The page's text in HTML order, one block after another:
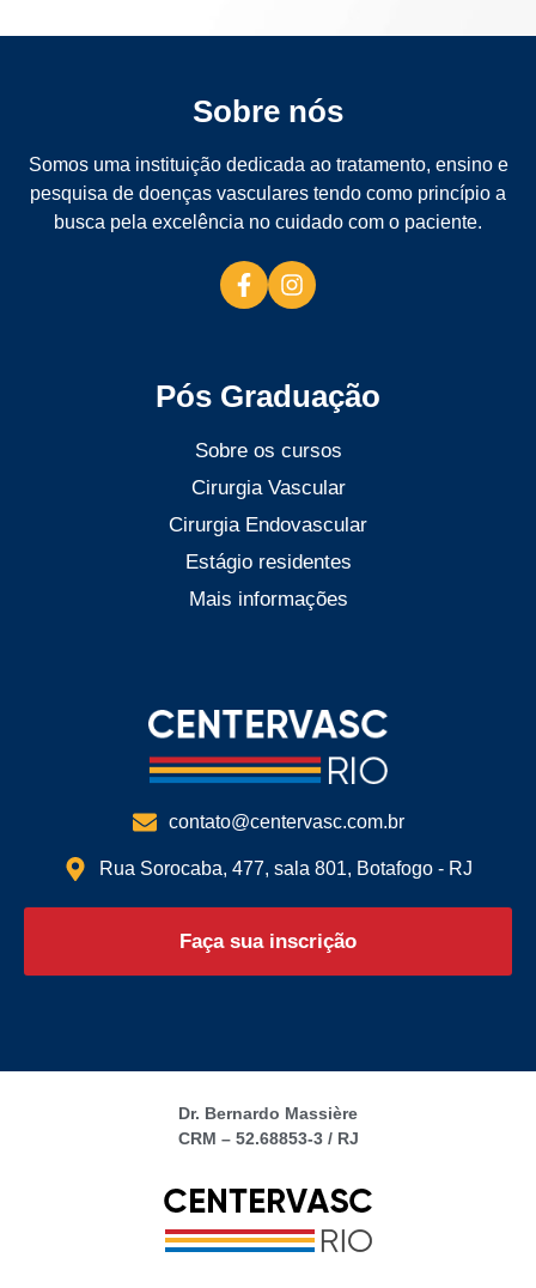
Sobre nós
Somos uma instituição dedicada ao tratamento, ensino e
pesquisa de doenças vasculares tendo como princípio a
busca pela excelência no cuidado com o paciente.
Pós Graduação
Sobre os cursos
Cirurgia Vascular
Cirurgia Endovascular
Estágio residentes
Mais informações
contato@centervasc.com.br
Rua Sorocaba, 477, sala 801, Botafogo - RJ
Faça sua inscrição
Dr. Bernardo Massière
CRM – 52.68853-3 / RJ